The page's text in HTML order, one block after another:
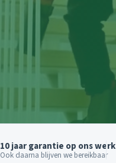
10 jaar garantie op ons werk
Ook daarna blijven we bereikbaar